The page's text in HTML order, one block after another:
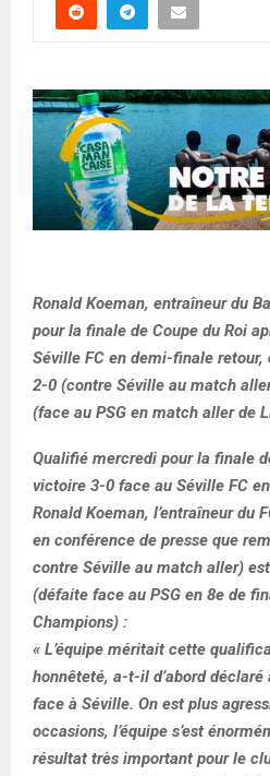
Ronald Koeman, entraîneur du
pour la finale de Coupe du Roi
Séville FC en demi-finale
2-0 (contre Séville au match
(face au PSG en match aller de
Qualifié mercredi pour la finale
victoire 3-0 face au Séville FC
Ronald Koeman, l’entraîneur du
en conférence de presse que
contre Séville au match aller)
(défaite face au PSG en 8e de
Champions) :
« L’équipe méritait cette
honnêteté, a-t-il d’abord
face à Séville. On est plus
occasions, l’équipe s’est
résultat très important pour le